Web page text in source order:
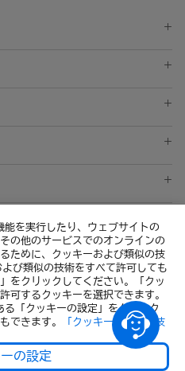
能を実行したり、ウェブサイトの
の他のサービスでのオンラインの
ために、クッキーおよび類似の技
び類似の技術をすべて許可しても
をクリックしてください。「クッ
可するクッキーを選択できます。
「クッキーの設定」をクリック
できます。
「クッキー及び類似技
の設定
項)
スト
reserved.